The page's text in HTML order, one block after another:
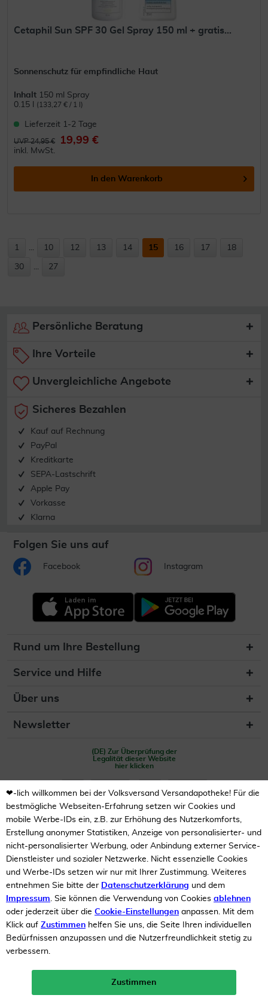
10%
Neukunden-Rabatt ab 49€!
mehr erfahren >
Cetaphil Sun SPF 30 Gel Spray 150 ml + gratis...
Sonnenschutz für empfindliche Haut
Inhalt 150 ml Spray
0.15 l
(133,27 € / 1 l)
Lieferzeit 1-2 Tage
UVP 24,95 € 19,99 €
inkl. MwSt.
In den Warenkorb
1 ... 10 12 13 14 15 16 17 18
30 ... 27
Persönliche Beratung
Ihre Vorteile
Unvergleichliche Angebote
Sicheres Bezahlen
Kauf auf Rechnung
PayPal
Kreditkarte
SEPA-Lastschrift
Apple Pay
Vorkasse
Klarna
Folgen Sie uns auf
Facebook Instagram
Rund um Ihre Bestellung
Service und Hilfe
Über uns
Newsletter
(DE) Zur Überprüfung der
Legalität dieser Website
hier klicken
Unsere Auszeichnungen
❤-lich willkommen bei der Volksversand Versandapotheke! Für die
bestmögliche Webseiten-Erfahrung setzen wir Cookies und
mobile Werbe-IDs ein, z.B. zur Erhöhung des Nutzerkomforts,
Erstellung anonymer Statistiken, Anzeige von personalisierter- und
nicht-personalisierter Werbung, oder Anbindung externer Service-
Dienstleister und sozialer Netzwerke. Nicht essenzielle Cookies
und Werbe-IDs setzen wir nur mit Ihrer Zustimmung. Weiteres
entnehmen Sie bitte der Datenschutzerklärung und dem
Impressum. Sie können die Verwendung von Cookies ablehnen
oder jederzeit über die Cookie-Einstellungen anpassen. Mit dem
Klick auf Zustimmen helfen Sie uns, die Seite Ihren individuellen
Bedürfnissen anzupassen und die Nutzerfreundlichkeit stetig zu
verbessern.
Zustimmen